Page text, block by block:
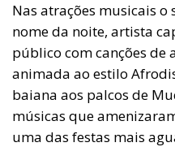
Nas atrações musicais o
nome da noite, artista
público com canções de
animada ao estilo
baiana aos palcos de
músicas que
uma das festas mais